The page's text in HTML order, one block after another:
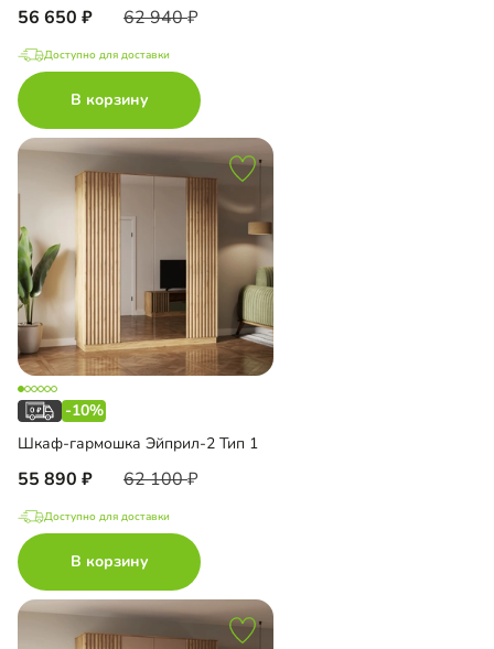
56 650 62 940
Доступно для доставки
В корзину
-10%
Шкаф-гармошка Эйприл-2 Тип 1
55 890 62 100
Доступно для доставки
В корзину